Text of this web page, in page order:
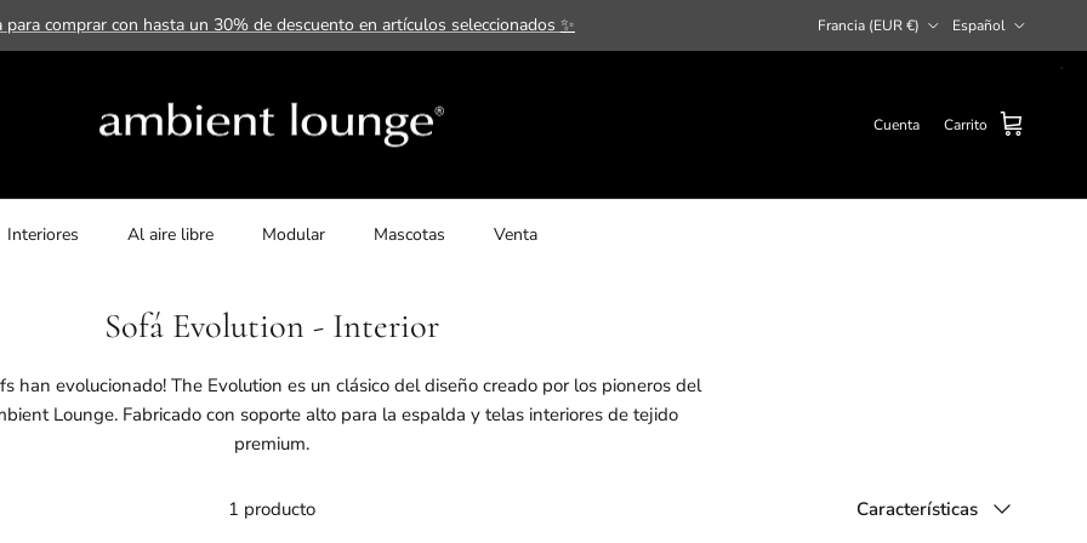
para comprar con hasta un 30% de descuento en artículos seleccionados ✨ Francia (EUR €) Español
Cuenta Carrito
Interiores Al aire libre Modular Mascotas Venta
Sofá Evolution - Interior
han evolucionado! The Evolution es un clásico del diseño creado por los pioneros del
Lounge. Fabricado con soporte alto para la espalda y telas interiores de tejido
premium.
1 producto
Ordenar por
Características